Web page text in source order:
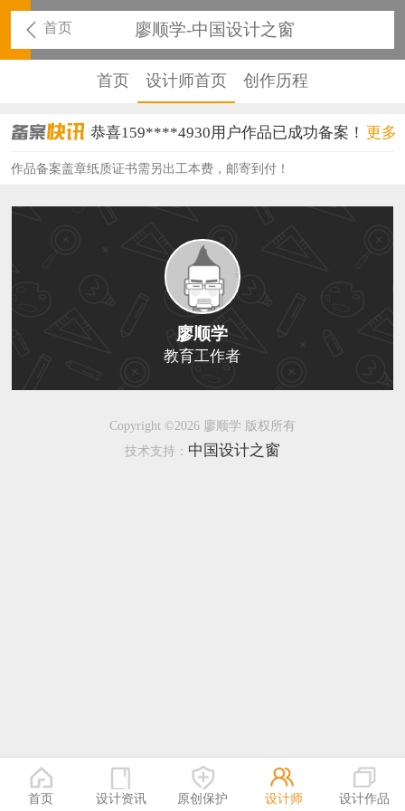
首页 廖顺学-中国设计之窗
首页 设计师首页 创作历程
恭喜159****4930用户作品已成功备案！
恭喜150****6483用户作品已成功备案！
恭喜131****2473用户作品已成功备案！
恭喜159****4201用户作品已成功备案！
恭喜133****6466用户作品已成功备案！
恭喜131****1475用户作品已成功备案！
恭喜133****8874用户作品已成功备案！
恭喜138****8638用户作品已成功备案！
恭喜133****9020用户作品已成功备案！
更多
作品备案盖章纸质证书需另出工本费，邮寄到付！
廖顺学
教育工作者
Copyright ©2026 廖顺学 版权所有
技术支持： 中国设计之窗
首页 设计资讯 原创保护 设计师 设计作品